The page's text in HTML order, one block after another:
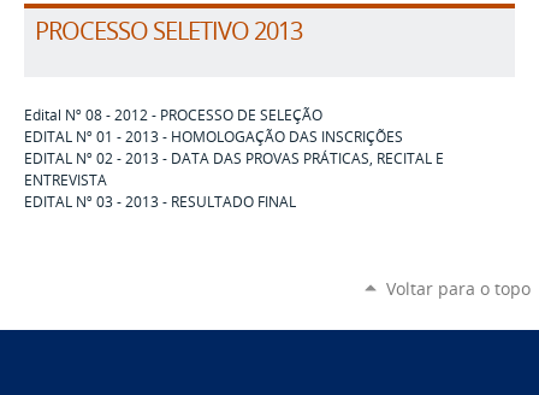
PROCESSO SELETIVO 2013
Edital Nº 08 - 2012 - PROCESSO DE SELEÇÃO
EDITAL Nº 01 - 2013 - HOMOLOGAÇÃO DAS INSCRIÇÕES
EDITAL Nº 02 - 2013 - DATA DAS PROVAS PRÁTICAS, RECITAL E
ENTREVISTA
EDITAL Nº 03 - 2013 - RESULTADO FINAL
Voltar para o topo